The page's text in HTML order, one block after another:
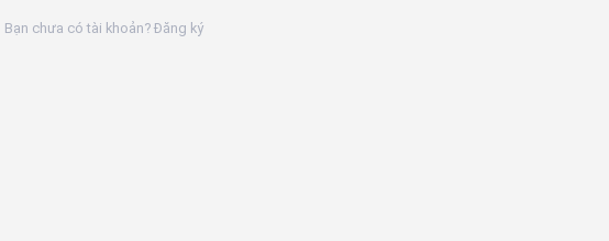
Bạn chưa có tài khoản? Đăng ký